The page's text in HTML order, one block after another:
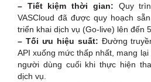
– Tiết kiệm thời gian: Quy
VASCloud đã được quy hoạch
triển khai dịch vụ (Go-live) lên đến
– Tối ưu hiệu suất: Đường
API xuống mức thấp nhất, mang
người dùng cuối khi thực hiện
dịch vụ.